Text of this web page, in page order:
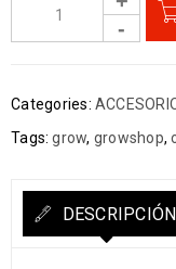
Categories:
Tags: grow, growshop,
DESCRIPCIÓN